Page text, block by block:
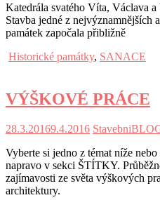
Katedrála svatého Víta, Václava a
Stavba jedné z nejvýznamnějších
památek započala přibližně
Historické památky, SANACE
VÝŠKOVÉ PRÁCE
28.3.20169.4.2016
Vyberte si jedno z témat níže
napravo v sekci ŠTÍTKY.
zajímavosti ze světa výškových
architektury.